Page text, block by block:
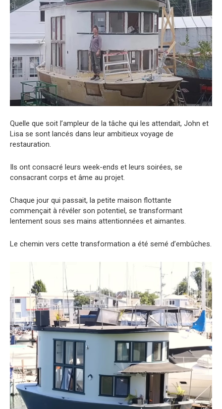
Quelle que soit l’ampleur de la tâche qui les attendait, John et
Lisa se sont lancés dans leur ambitieux voyage de
restauration.
Ils ont consacré leurs week-ends et leurs soirées, se
consacrant corps et âme au projet.
Chaque jour qui passait, la petite maison flottante
commençait à révéler son potentiel, se transformant
lentement sous ses mains attentionnées et aimantes.
Le chemin vers cette transformation a été semé d’embûches.